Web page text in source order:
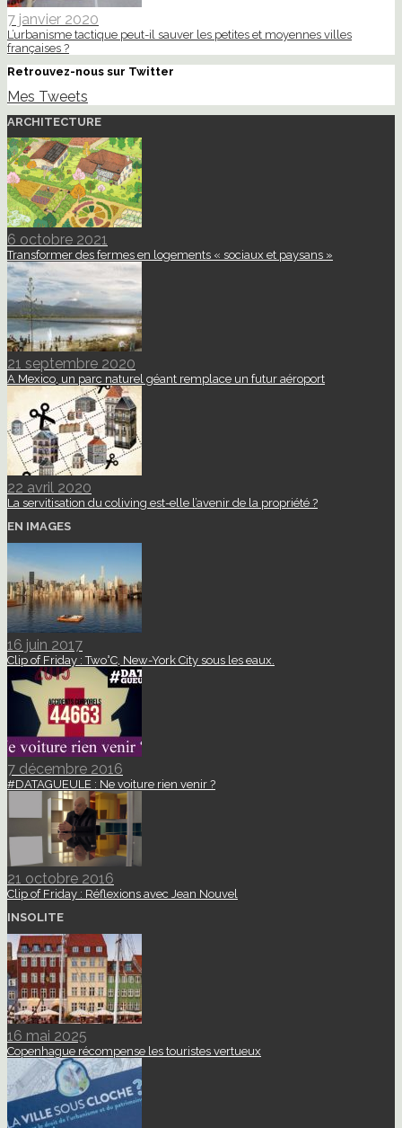
7 janvier 2020
L’urbanisme tactique peut-il sauver les petites et moyennes villes
françaises ?
Retrouvez-nous sur Twitter
Mes Tweets
ARCHITECTURE
6 octobre 2021
Transformer des fermes en logements « sociaux et paysans »
21 septembre 2020
A Mexico, un parc naturel géant remplace un futur aéroport
22 avril 2020
La servitisation du coliving est-elle l’avenir de la propriété ?
EN IMAGES
16 juin 2017
Clip of Friday : Two°C, New-York City sous les eaux.
7 décembre 2016
#DATAGUEULE : Ne voiture rien venir ?
21 octobre 2016
Clip of Friday : Réflexions avec Jean Nouvel
INSOLITE
16 mai 2025
Copenhague récompense les touristes vertueux